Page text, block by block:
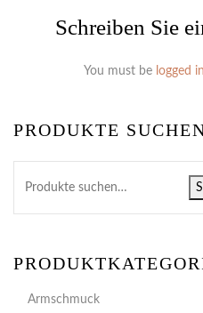
PRODUKTE
Armschmuck
Schreiben Sie
You must be logged in